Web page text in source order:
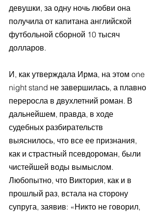
девушки, за одну ночь любви она
получила от капитана английской
футбольной сборной 10 тысяч
долларов.
И, как утверждала Ирма, на этом one
night stand не завершилась, а плавно
переросла в двухлетний роман. В
дальнейшем, правда, в ходе
судебных разбирательств
выяснилось, что все ее признания,
как и страстный псевдороман, были
чистейшей воды вымыслом.
Любопытно, что Виктория, как и в
прошлый раз, встала на сторону
супруга, заявив: «Никто не говорил,